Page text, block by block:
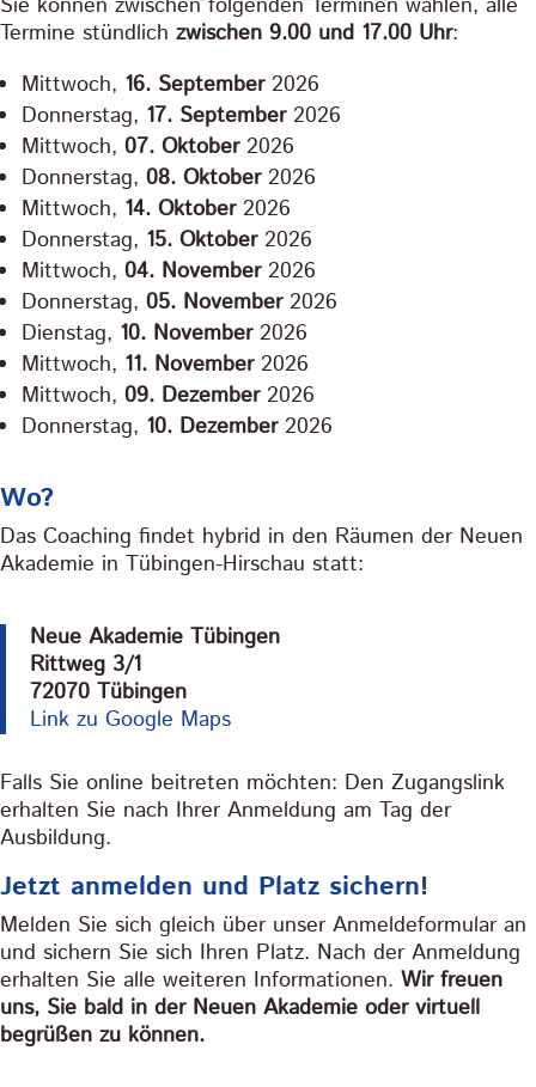
Termine stündlich zwischen 9.00 und 17.00 Uhr:
Mittwoch, 16. September2026
Donnerstag, 17. September2026
Mittwoch, 07. Oktober2026
Donnerstag, 08. Oktober2026
Mittwoch, 14. Oktober2026
Donnerstag, 15. Oktober2026
Mittwoch, 04. November2026
Donnerstag, 05. November2026
Dienstag, 10. November2026
Mittwoch, 11. November2026
Mittwoch, 09. Dezember2026
Donnerstag, 10. Dezember2026
Wo?
Das Coaching findet hybrid in den Räumen der Neuen
Akademie in Tübingen-Hirschau statt:
Neue Akademie Tübingen
Rittweg 3/1
72070 Tübingen
Link zu Google Maps
Falls Sie online beitreten möchten: Den Zugangslink
erhalten Sie nach Ihrer Anmeldung am Tag der
Ausbildung.
Jetzt anmelden und Platz sichern!
Melden Sie sich gleich über unser Anmeldeformular an
und sichern Sie sich Ihren Platz. Nach der Anmeldung
erhalten Sie alle weiteren Informationen. Wir freuen
uns, Sie bald in der Neuen Akademie oder virtuell
begrüßen zu können.